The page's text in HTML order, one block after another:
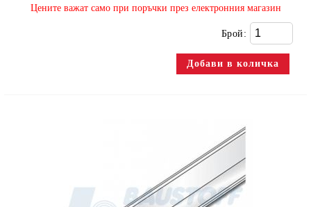
​Цените важат само при поръчки през електронния магазин
Брой: